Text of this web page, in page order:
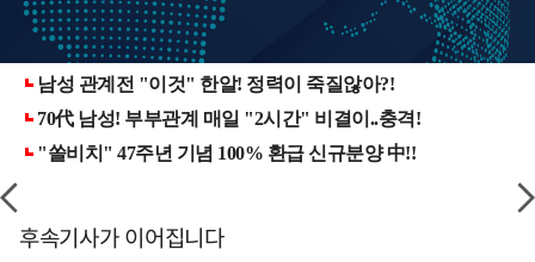
후속기사가 이어집니다